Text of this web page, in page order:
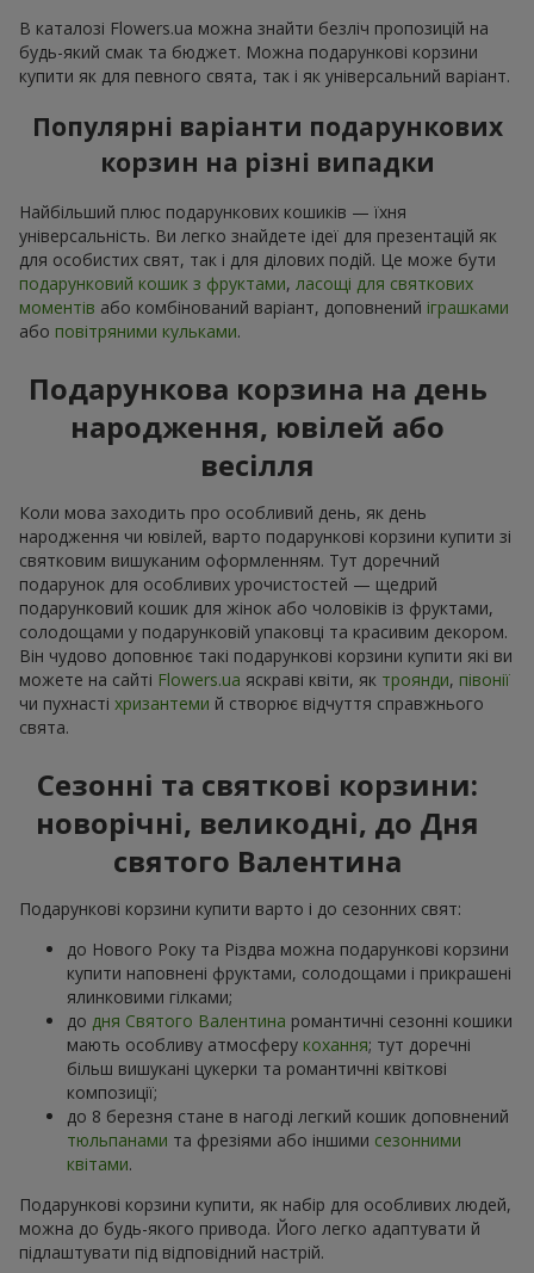
В каталозі Flowers.ua можна знайти безліч пропозицій на
будь-який смак та бюджет. Можна подарункові корзини
купити як для певного свята, так і як універсальний варіант.
Популярні варіанти подарункових
корзин на різні випадки
Найбільший плюс подарункових кошиків — їхня
універсальність. Ви легко знайдете ідеї для презентацій як
для особистих свят, так і для ділових подій. Це може бути
подарунковий кошик з фруктами, ласощі для святкових
моментів або комбінований варіант, доповнений іграшками
або повітряними кульками.
Подарункова корзина на день
народження, ювілей або
весілля
Коли мова заходить про особливий день, як день
народження чи ювілей, варто подарункові корзини купити зі
святковим вишуканим оформленням. Тут доречний
подарунок для особливих урочистостей — щедрий
подарунковий кошик для жінок або чоловіків із фруктами,
солодощами у подарунковій упаковці та красивим декором.
Він чудово доповнює такі подарункові корзини купити які ви
можете на сайті Flowers.ua яскраві квіти, як троянди, півонії
чи пухнасті хризантеми й створює відчуття справжнього
свята.
Сезонні та святкові корзини:
новорічні, великодні, до Дня
святого Валентина
Подарункові корзини купити варто і до сезонних свят:
до Нового Року та Різдва можна подарункові корзини
купити наповнені фруктами, солодощами і прикрашені
ялинковими гілками;
до дня Святого Валентина романтичні сезонні кошики
мають особливу атмосферу кохання; тут доречні
більш вишукані цукерки та романтичні квіткові
композиції;
до 8 березня стане в нагоді легкий кошик доповнений
тюльпанами та фрезіями або іншими сезонними
квітами.
Подарункові корзини купити, як набір для особливих людей,
можна до будь-якого привода. Його легко адаптувати й
підлаштувати під відповідний настрій.